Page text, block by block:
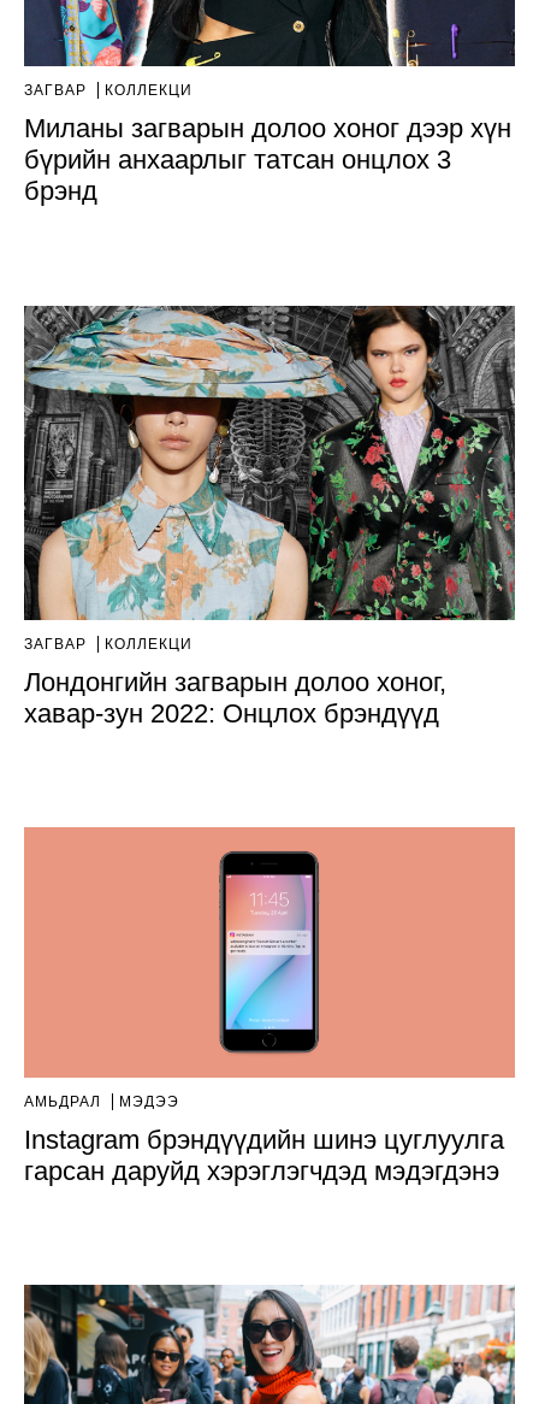
ЗАГВАР КОЛЛЕКЦИ
Миланы загварын долоо хоног дээр хүн
бүрийн анхаарлыг татсан онцлох 3
брэнд
ЗАГВАР КОЛЛЕКЦИ
Лондонгийн загварын долоо хоног,
хавар-зун 2022: Онцлох брэндүүд
АМЬДРАЛ МЭДЭЭ
Instagram брэндүүдийн шинэ цуглуулга
гарсан даруйд хэрэглэгчдэд мэдэгдэнэ